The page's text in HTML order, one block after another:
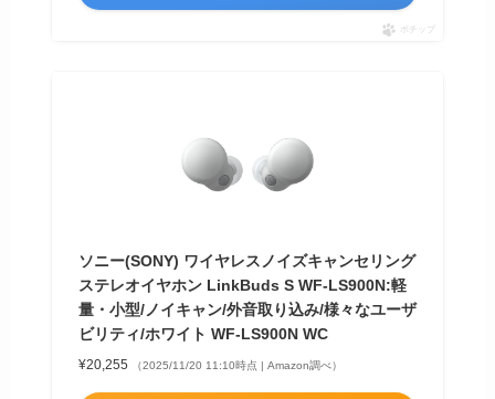
ポチップ
ソニー(SONY) ワイヤレスノイズキャンセリング
ステレオイヤホン LinkBuds S WF-LS900N:軽
量・小型/ノイキャン/外音取り込み/様々なユーザ
ビリティ/ホワイト WF-LS900N WC
¥20,255 （2025/11/20 11:10時点 | Amazon調べ）